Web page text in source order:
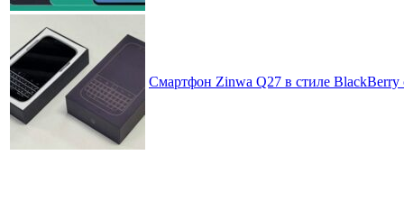
Смартфон Zinwa Q27 в стиле BlackBerry